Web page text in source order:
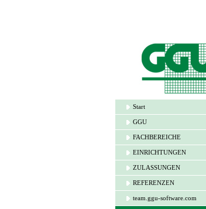
Start
GGU
FACHBEREICHE
EINRICHTUNGEN
ZULASSUNGEN
REFERENZEN
team.ggu-software.com